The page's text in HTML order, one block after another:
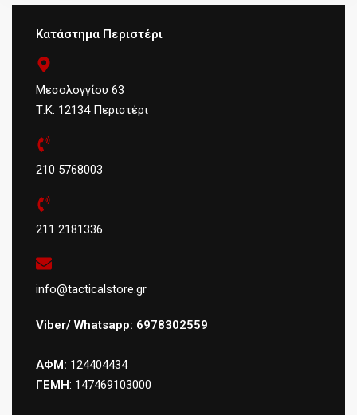
Κατάστημα Περιστέρι
Μεσολογγίου 63
Τ.Κ: 12134 Περιστέρι
210 5768003
211 2181336
info@tacticalstore.gr
Viber/ Whatsapp: 6978302559
ΑΦΜ: 124404434
ΓΕΜΗ: 147469103000